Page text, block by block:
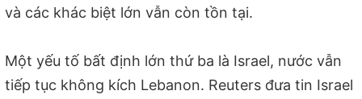
và các khác biệt lớn vẫn còn tồn tại.
Một yếu tố bất định lớn thứ ba là Israel, nước vẫn
tiếp tục không kích Lebanon. Reuters đưa tin Israel